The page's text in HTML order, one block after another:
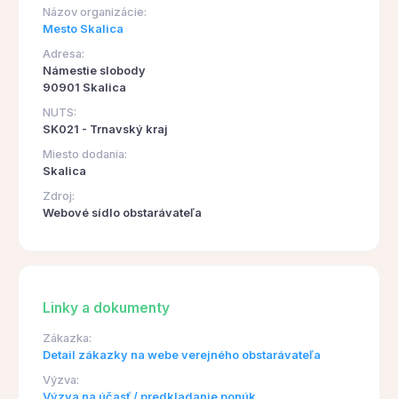
Názov organizácie:
Mesto Skalica
Adresa:
Námestie slobody
90901 Skalica
NUTS:
SK021 - Trnavský kraj
Miesto dodania:
Skalica
Zdroj:
Webové sídlo obstarávateľa
Linky a dokumenty
Zákazka:
Detail zákazky na webe verejného obstarávateľa
Výzva: